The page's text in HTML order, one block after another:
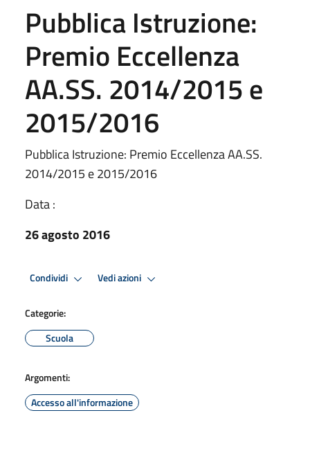
Pubblica Istruzione:
Premio Eccellenza
AA.SS. 2014/2015 e
2015/2016
Pubblica Istruzione: Premio Eccellenza AA.SS.
2014/2015 e 2015/2016
Data :
26 agosto 2016
Condividi Vedi azioni
Categorie:
Scuola
Argomenti:
Accesso all'informazione